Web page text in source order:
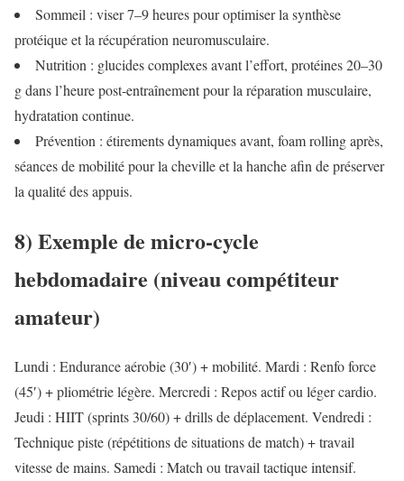
Sommeil : viser 7–9 heures pour optimiser la synthèse
protéique et la récupération neuromusculaire.
Nutrition : glucides complexes avant l’effort, protéines 20–30
g dans l’heure post‑entraînement pour la réparation musculaire,
hydratation continue.
Prévention : étirements dynamiques avant, foam rolling après,
séances de mobilité pour la cheville et la hanche afin de préserver
la qualité des appuis.
8) Exemple de micro‑cycle
hebdomadaire (niveau compétiteur
amateur)
Lundi : Endurance aérobie (30′) + mobilité. Mardi : Renfo force
(45′) + pliométrie légère. Mercredi : Repos actif ou léger cardio.
Jeudi : HIIT (sprints 30/60) + drills de déplacement. Vendredi :
Technique piste (répétitions de situations de match) + travail
vitesse de mains. Samedi : Match ou travail tactique intensif.